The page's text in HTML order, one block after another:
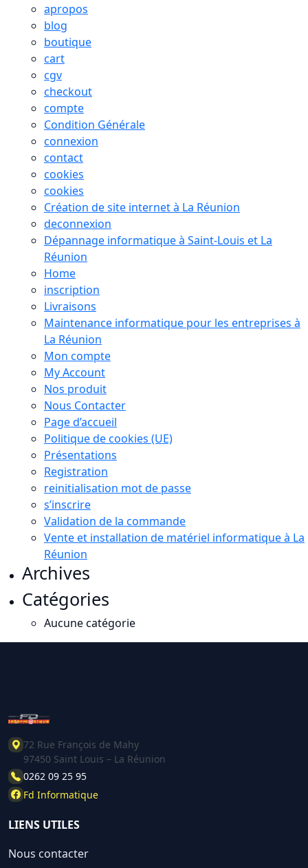
apropos
blog
boutique
cart
cgv
checkout
compte
Condition Générale
connexion
contact
cookies
cookies
Création de site internet à La Réunion
deconnexion
Dépannage informatique à Saint-Louis et La
Réunion
Home
inscription
Livraisons
Maintenance informatique pour les entreprises à
La Réunion
Mon compte
My Account
Nos produit
Nous Contacter
Page d’accueil
Politique de cookies (UE)
Présentations
Registration
reinitialisation mot de passe
s’inscrire
Validation de la commande
Vente et installation de matériel informatique à La
Réunion
Archives
Catégories
Aucune catégorie
72 Rue François de Mahy
97450 Saint Louis – La Réunion
0262 09 25 95
Fd Informatique
LIENS UTILES
Nous contacter